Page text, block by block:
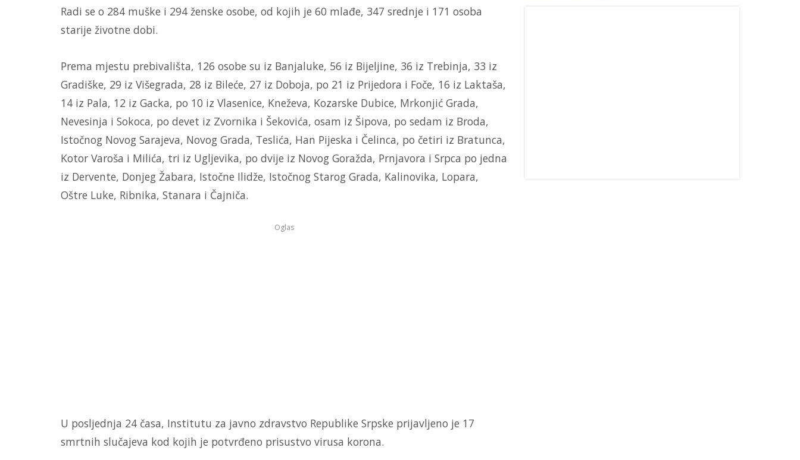
Radi se o 284 muške i 294 ženske osobe, od kojih je 60 mlađe, 347 srednje i 171 osoba
starije životne dobi.
Prema mjestu prebivališta, 126 osobe su iz Banjaluke, 56 iz Bijeljine, 36 iz Trebinja, 33 iz
Gradiške, 29 iz Višegrada, 28 iz Bileće, 27 iz Doboja, po 21 iz Prijedora i Foče, 16 iz Laktaša,
14 iz Pala, 12 iz Gacka, po 10 iz Vlasenice, Kneževa, Kozarske Dubice, Mrkonjić Grada,
Nevesinja i Sokoca, po devet iz Zvornika i Šekovića, osam iz Šipova, po sedam iz Broda,
Istočnog Novog Sarajeva, Novog Grada, Teslića, Han Pijeska i Čelinca, po četiri iz Bratunca,
Kotor Varoša i Milića, tri iz Ugljevika, po dvije iz Novog Goražda, Prnjavora i Srpca po jedna
iz Dervente, Donjeg Žabara, Istočne Ilidže, Istočnog Starog Grada, Kalinovika, Lopara,
Oštre Luke, Ribnika, Stanara i Čajniča.
Oglas
U posljednja 24 časa, Institutu za javno zdravstvo Republike Srpske prijavljeno je 17
smrtnih slučajeva kod kojih je potvrđeno prisustvo virusa korona.